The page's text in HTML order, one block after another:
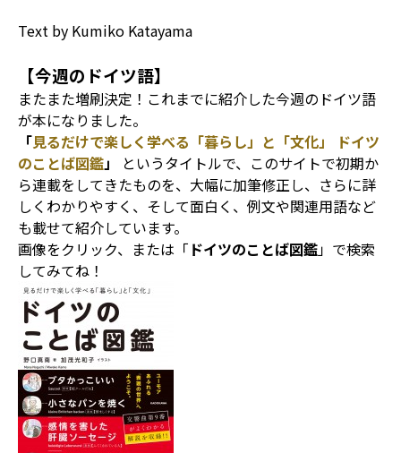
Text by Kumiko Katayama
【今週のドイツ語】
またまた増刷決定！これまでに紹介した今週のドイツ語
が本になりました。
「見るだけで楽しく学べる「暮らし」と「文化」 ドイツ
のことば図鑑」
というタイトルで、このサイトで初期か
ら連載をしてきたものを、大幅に加筆修正し、さらに詳
しくわかりやすく、そして面白く、例文や関連用語など
も載せて紹介しています。
画像をクリック、または「 ドイツのことば図鑑」で検索
してみてね！